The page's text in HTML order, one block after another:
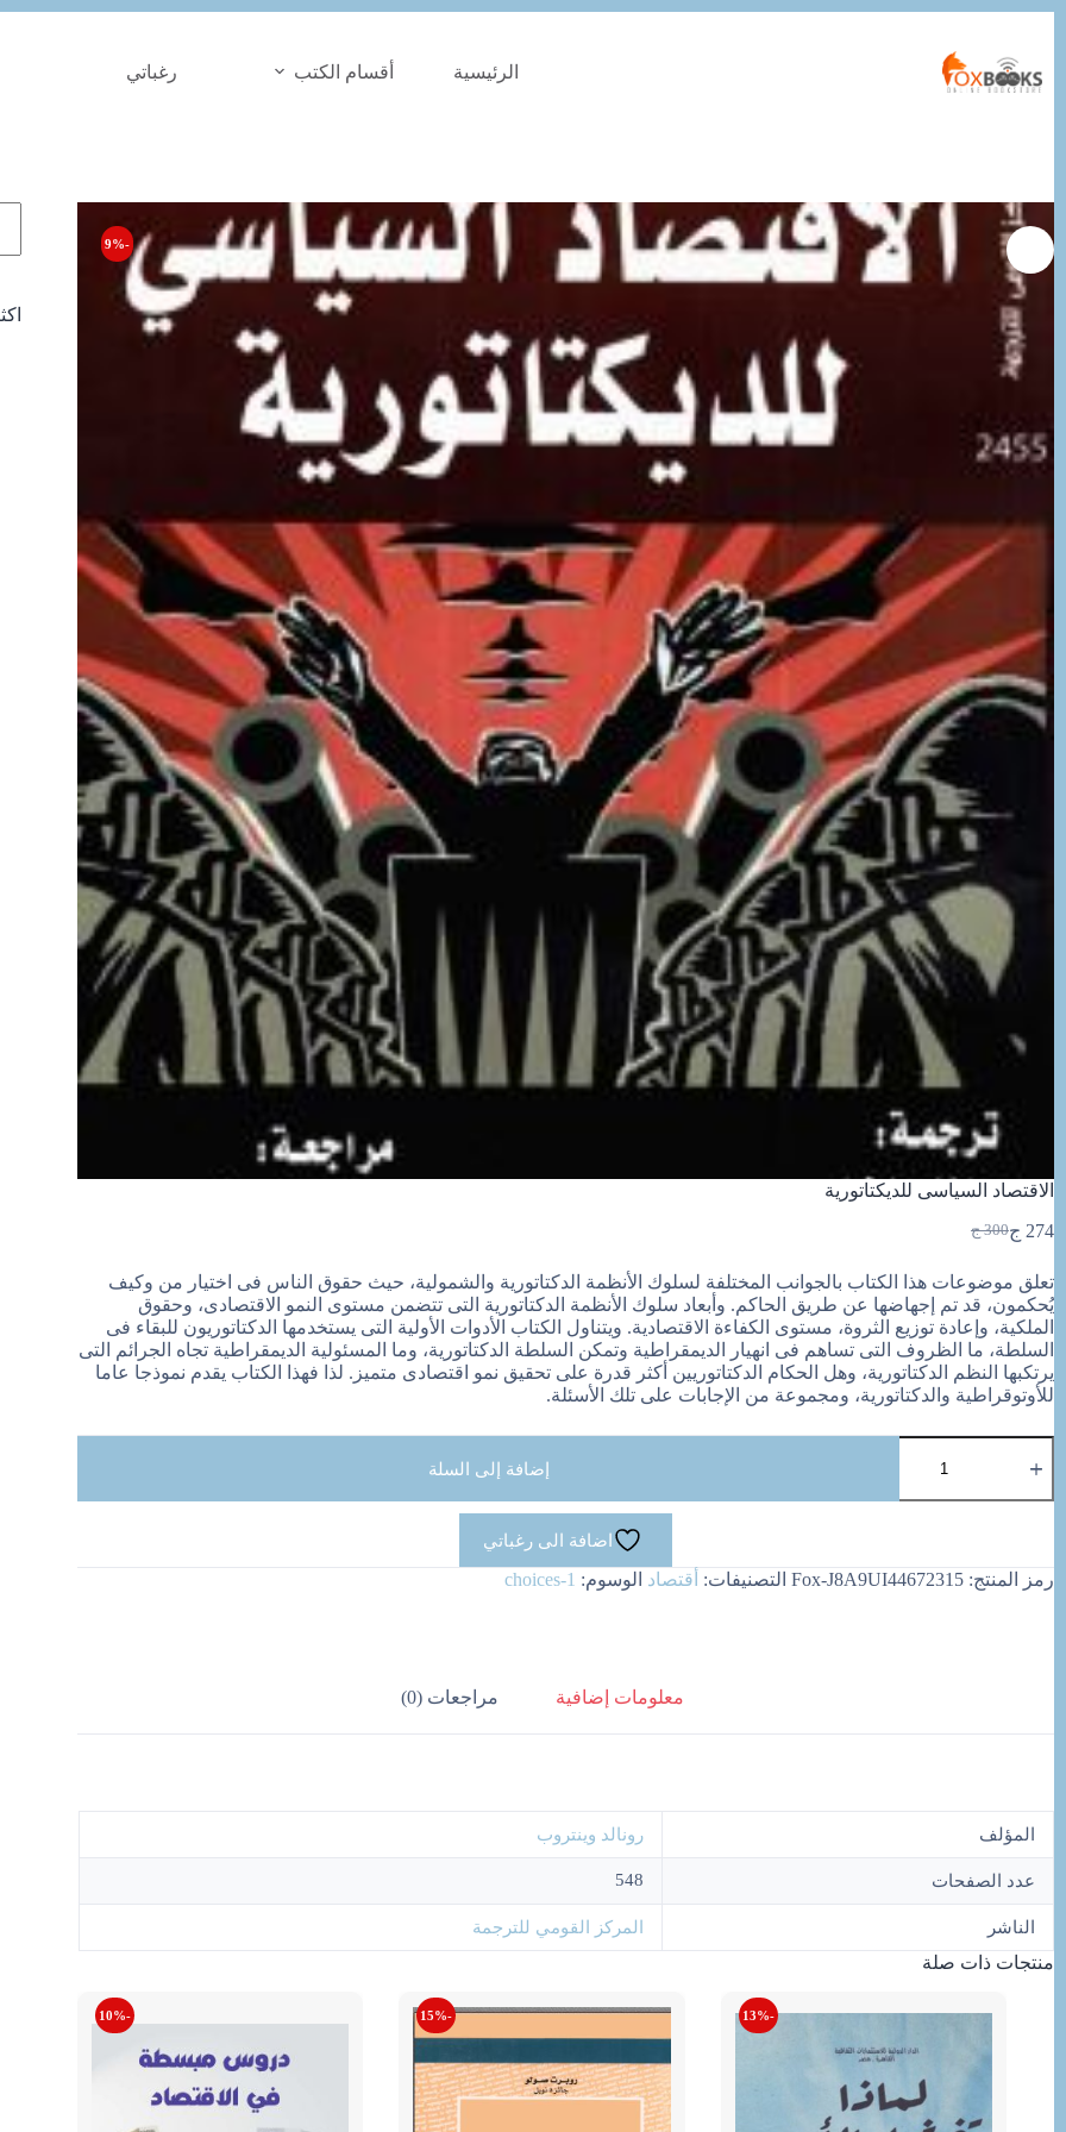
المحتوى
الرئيسية أقسام الكتب رغباتي
-9%
الاقتصاد السياسى للديكتاتورية
300 ج
السعر
هو:
300 ج.
274 جالسعر
هو:
274 ج.
تعلق موضوعات هذا الكتاب بالجوانب المختلفة لسلوك الأنظمة الدكتاتورية والشمولية، حيث حقوق الناس فى اختيار من وكيف
يُحكمون، قد تم إجهاضها عن طريق الحاكم. وأبعاد سلوك الأنظمة الدكتاتورية التى تتضمن مستوى النمو الاقتصادى، وحقوق
الملكية، وإعادة توزيع الثروة، مستوى الكفاءة الاقتصادية. ويتناول الكتاب الأدوات الأولية التى يستخدمها الدكتاتوريون للبقاء فى
السلطة، ما الظروف التى تساهم فى انهيار الديمقراطية وتمكن السلطة الدكتاتورية، وما المسئولية الديمقراطية تجاه الجرائم التى
يرتكبها النظم الدكتاتورية، وهل الحكام الدكتاتوريين أكثر قدرة على تحقيق نمو اقتصادى متميز. لذا فهذا الكتاب يقدم نموذجا عاما
للأوتوقراطية والدكتاتورية، ومجموعة من الإجابات على تلك الأسئلة.
الاقتصاد
إضافة إلى السلة
اضافة الى رغباتي
رمز المنتج: Fox-J8A9UI44672315 التصنيفات: أقتصاد الوسوم: choices-1
معلومات إضافية مراجعات (0)
المؤلف رونالد وينتروب
عدد الصفحات 548
الناشر المركز القومي للترجمة
منتجات ذات صلة
-13%
-15%
-10%